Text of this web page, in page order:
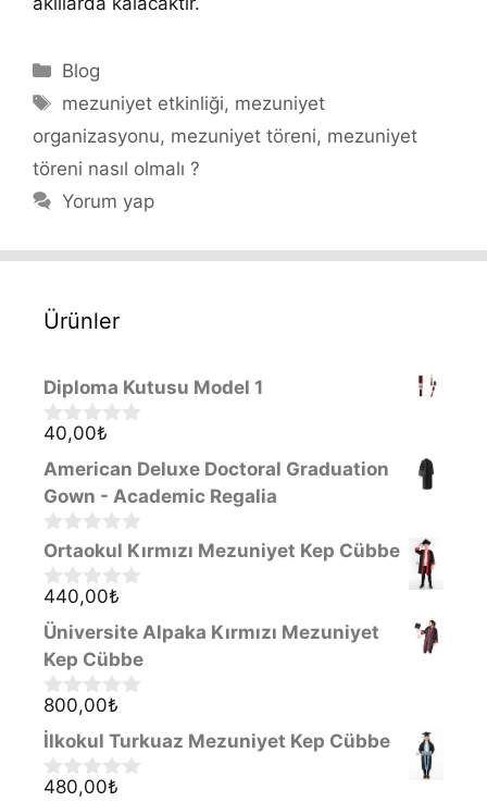
Kategoriler
Blog
Etiketler
mezuniyet etkinliği, mezuniyet
organizasyonu, mezuniyet töreni, mezuniyet
töreni nasıl olmalı ?
Yorum yap
Ürünler
Diploma Kutusu Model 1
0
u
t
o
f
5
40,00₺
American Deluxe Doctoral Graduation
Gown - Academic Regalia
0
o
u
t
o
f
5
Ortaokul Kırmızı Mezuniyet Kep Cübbe
0
o
u
t
o
f
5
440,00₺
Üniversite Alpaka Kırmızı Mezuniyet
Kep Cübbe
0
o
u
t
o
800,00₺
İlkokul Turkuaz Mezuniyet Kep Cübbe
0
480,00₺